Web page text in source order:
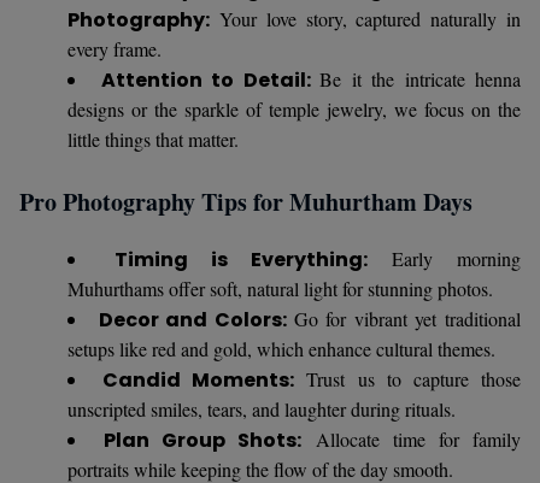
Photography: Your love story, captured naturally in
every frame.
Attention to Detail: Be it the intricate henna
designs or the sparkle of temple jewelry, we focus on the
little things that matter.
Pro Photography Tips for Muhurtham Days
Timing is Everything: Early morning
Muhurthams offer soft, natural light for stunning photos.
Decor and Colors: Go for vibrant yet traditional
setups like red and gold, which enhance cultural themes.
Candid Moments: Trust us to capture those
unscripted smiles, tears, and laughter during rituals.
Plan Group Shots: Allocate time for family
portraits while keeping the flow of the day smooth.